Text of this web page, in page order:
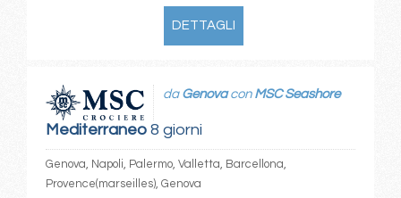
DETTAGLI
Mediterraneo8 giorni
da Genovacon MSC Seashore
Genova, Napoli, Palermo, Valletta, Barcellona,
Provence(marseilles), Genova